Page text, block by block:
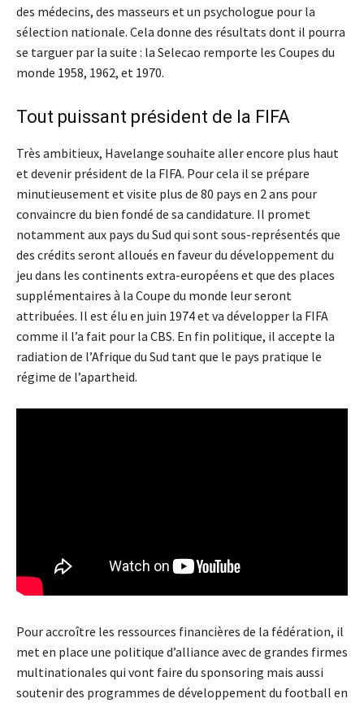
des médecins, des masseurs et un psychologue pour la
sélection nationale. Cela donne des résultats dont il pourra
se targuer par la suite : la Selecao remporte les Coupes du
monde 1958, 1962, et 1970.
Tout puissant président de la FIFA
Très ambitieux, Havelange souhaite aller encore plus haut
et devenir président de la FIFA. Pour cela il se prépare
minutieusement et visite plus de 80 pays en 2 ans pour
convaincre du bien fondé de sa candidature. Il promet
notamment aux pays du Sud qui sont sous-représentés que
des crédits seront alloués en faveur du développement du
jeu dans les continents extra-européens et que des places
supplémentaires à la Coupe du monde leur seront
attribuées. Il est élu en juin 1974 et va développer la FIFA
comme il l’a fait pour la CBS. En fin politique, il accepte la
radiation de l’Afrique du Sud tant que le pays pratique le
régime de l’apartheid.
Pour accroître les ressources financières de la fédération, il
met en place une politique d’alliance avec de grandes firmes
multinationales qui vont faire du sponsoring mais aussi
soutenir des programmes de développement du football en